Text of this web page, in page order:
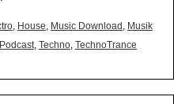
, House, Music Download , Musik
Podcast, Techno, TechnoTrance